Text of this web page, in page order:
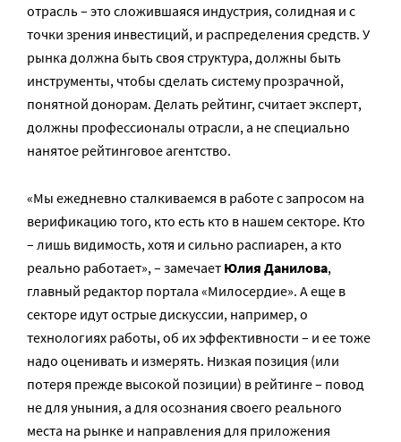
отрасль – это сложившаяся индустрия, солидная и с
точки зрения инвестиций, и распределения средств. У
рынка должна быть своя структура, должны быть
инструменты, чтобы сделать систему прозрачной,
понятной донорам. Делать рейтинг, считает эксперт,
должны профессионалы отрасли, а не специально
нанятое рейтинговое агентство.
«Мы ежедневно сталкиваемся в работе с запросом на
верификацию того, кто есть кто в нашем секторе. Кто
– лишь видимость, хотя и сильно распиарен, а кто
реально работает», – замечает Юлия Данилова,
главный редактор портала «Милосердие». А еще в
секторе идут острые дискуссии, например, о
технологиях работы, об их эффективности – и ее тоже
надо оценивать и измерять. Низкая позиция (или
потеря прежде высокой позиции) в рейтинге – повод
не для уныния, а для осознания своего реального
места на рынке и направления для приложения